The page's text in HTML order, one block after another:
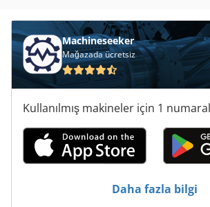
Machineseeker
Mağazada ücretsiz
Kullanılmış makineler için 1
Daha fazla bilgi